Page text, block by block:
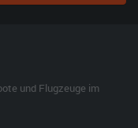
und Flugzeuge im